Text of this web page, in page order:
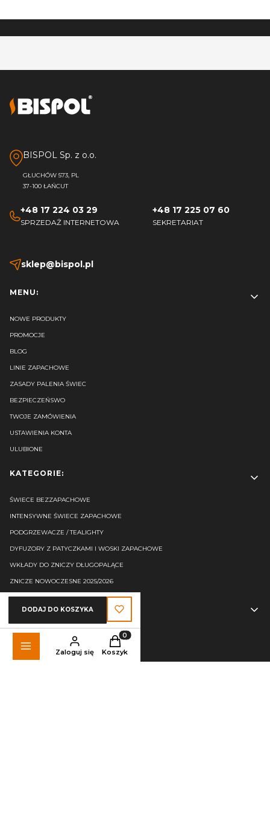
BISPOL Sp. z o.o.
GŁUCHÓW 573, PL
37-100 ŁAŃCUT
+48 17 224 03 29
SPRZEDAŻ INTERNETOWA
+48 17 225 07 60
SEKRETARIAT
sklep@bispol.pl
Linki w stopce
MENU:
NOWE PRODUKTY
PROMOCJE
BLOG
LINIE ZAPACHOWE
ZASADY PALENIA ŚWIEC
BEZPIECZEŃSWO
TWOJE ZAMÓWIENIA
USTAWIENIA KONTA
ULUBIONE
KATEGORIE:
ŚWIECE BEZZAPACHOWE
INTENSYWNE ŚWIECE ZAPACHOWE
PODGRZEWACZE / TEALIGHTY
DYFUZORY Z PATYCZKAMI I WOSKI ZAPACHOWE
WKŁADY DO ZNICZY DŁUGOPALĄCE
ZNICZE NOWOCZESNE 2025/2026
SKLEP:
REGULAMIN SKLEPU INTERNETOWEGO
POLITYKA PRYWATNOŚCI
DODAJ DO KOSZYKA
Zaloguj się
Produkty w koszyku: 0. Zobacz
Koszyk